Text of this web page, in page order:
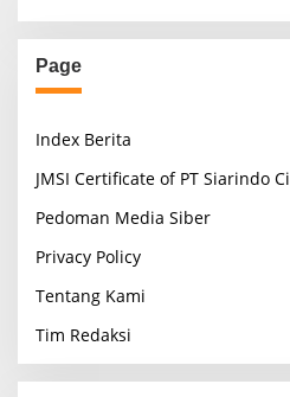
Page
Index Berita
JMSI Certificate of PT Siarindo
Pedoman Media Siber
Privacy Policy
Tentang Kami
Tim Redaksi